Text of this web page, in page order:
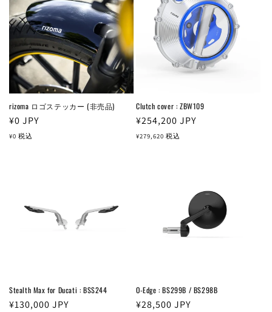
rizoma ロゴステッカー (非売品)
通
常
¥0 JPY
¥0 税込
Clutch cover : ZBW109
通
常
¥254,200 JPY
¥279,620 税込
Stealth Max for Ducati : BSS244
通
¥130,000 JPY
O-Edge : BS299B / BS298B
通
¥28,500 JPY